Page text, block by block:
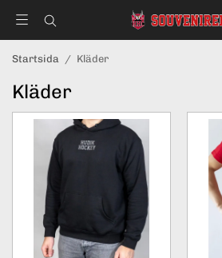
Startsida / Kläder
Kläder